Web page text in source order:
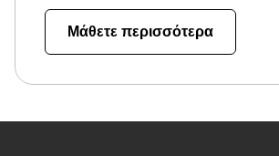
Μάθετε περισσότερα